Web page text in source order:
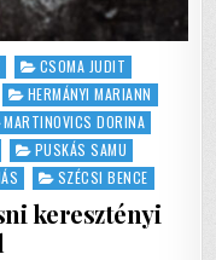
CSOMA JUDIT
HERMÁNYI MARIANN
MARTINOVICS DORINA
PUSKÁS SAMU
SZÉCSI BENCE
keresztényi